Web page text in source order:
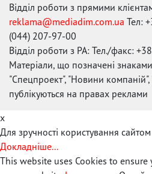
Відділ роботи з прямими
reklama@mediadim.com.ua Тел:
(044) 207-97-00
Відділ роботи з РА: Тел./факс:
Матеріали, що позначені знаками
"Спецпроект", "Новини компаній",
публікуються на правах реклами
x
Для зручності користування
Докладніше...
This website uses Cookies to